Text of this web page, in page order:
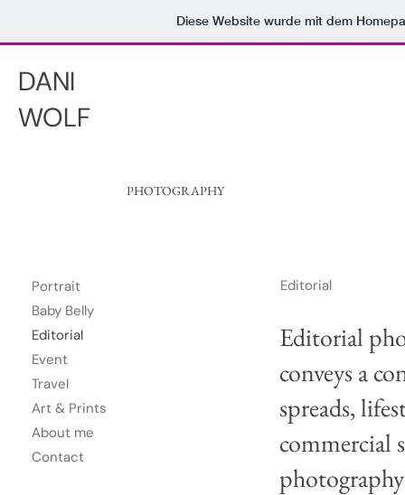
Diese Website wurde mit dem
DANI
WOLF
PHOTOGRAPHY
Editorial
Editorial
conveys a
spreads,
commercial
Portrait
Baby Belly
Editorial
Event
Travel
Art & Prints
About me
Contact